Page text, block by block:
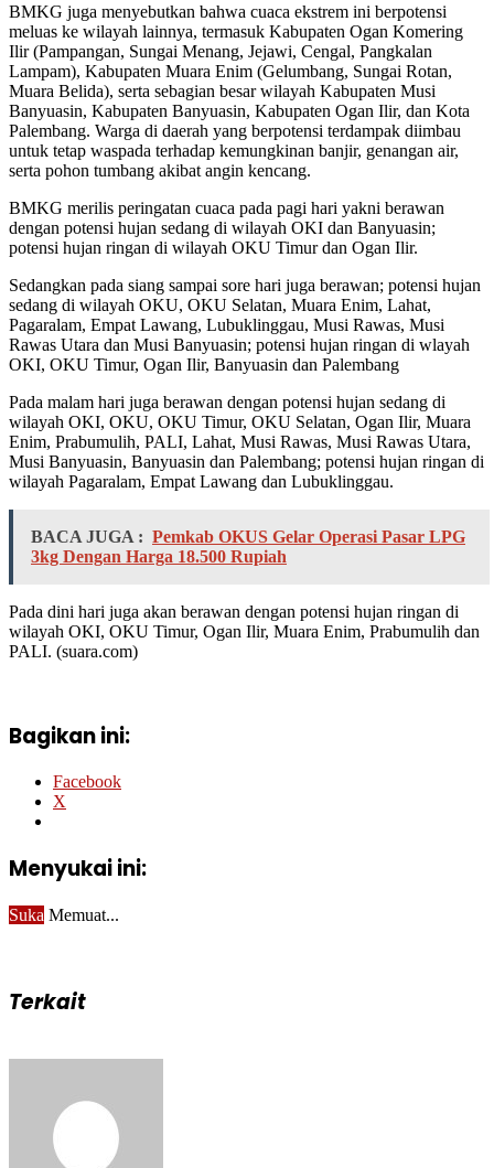
BMKG juga menyebutkan bahwa cuaca ekstrem ini berpotensi
meluas ke wilayah lainnya, termasuk Kabupaten Ogan Komering
Ilir (Pampangan, Sungai Menang, Jejawi, Cengal, Pangkalan
Lampam), Kabupaten Muara Enim (Gelumbang, Sungai Rotan,
Muara Belida), serta sebagian besar wilayah Kabupaten Musi
Banyuasin, Kabupaten Banyuasin, Kabupaten Ogan Ilir, dan Kota
Palembang. Warga di daerah yang berpotensi terdampak diimbau
untuk tetap waspada terhadap kemungkinan banjir, genangan air,
serta pohon tumbang akibat angin kencang.
BMKG merilis peringatan cuaca pada pagi hari yakni berawan
dengan potensi hujan sedang di wilayah OKI dan Banyuasin;
potensi hujan ringan di wilayah OKU Timur dan Ogan Ilir.
Sedangkan pada siang sampai sore hari juga berawan; potensi hujan
sedang di wilayah OKU, OKU Selatan, Muara Enim, Lahat,
Pagaralam, Empat Lawang, Lubuklinggau, Musi Rawas, Musi
Rawas Utara dan Musi Banyuasin; potensi hujan ringan di wlayah
OKI, OKU Timur, Ogan Ilir, Banyuasin dan Palembang
Pada malam hari juga berawan dengan potensi hujan sedang di
wilayah OKI, OKU, OKU Timur, OKU Selatan, Ogan Ilir, Muara
Enim, Prabumulih, PALI, Lahat, Musi Rawas, Musi Rawas Utara,
Musi Banyuasin, Banyuasin dan Palembang; potensi hujan ringan di
wilayah Pagaralam, Empat Lawang dan Lubuklinggau.
BACA JUGA : Pemkab OKUS Gelar Operasi Pasar LPG
3kg Dengan Harga 18.500 Rupiah
Pada dini hari juga akan berawan dengan potensi hujan ringan di
wilayah OKI, OKU Timur, Ogan Ilir, Muara Enim, Prabumulih dan
PALI. (suara.com)
Bagikan ini:
Facebook
X
Menyukai ini:
Suka Memuat...
Terkait